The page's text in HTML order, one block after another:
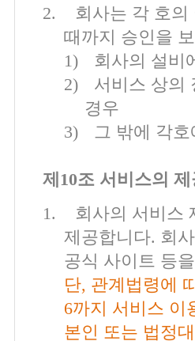
2.
회사는 각 호
때까지 승인을
1)
회사의 설비
2)
서비스 상의
경우
3)
그 밖에 각
제 10조 서비스의
1.
회사의 서비스
제공합니다. 회
공식 사이트 등
단, 관계법령에
6까지 서비스 이
본인 또는 법정